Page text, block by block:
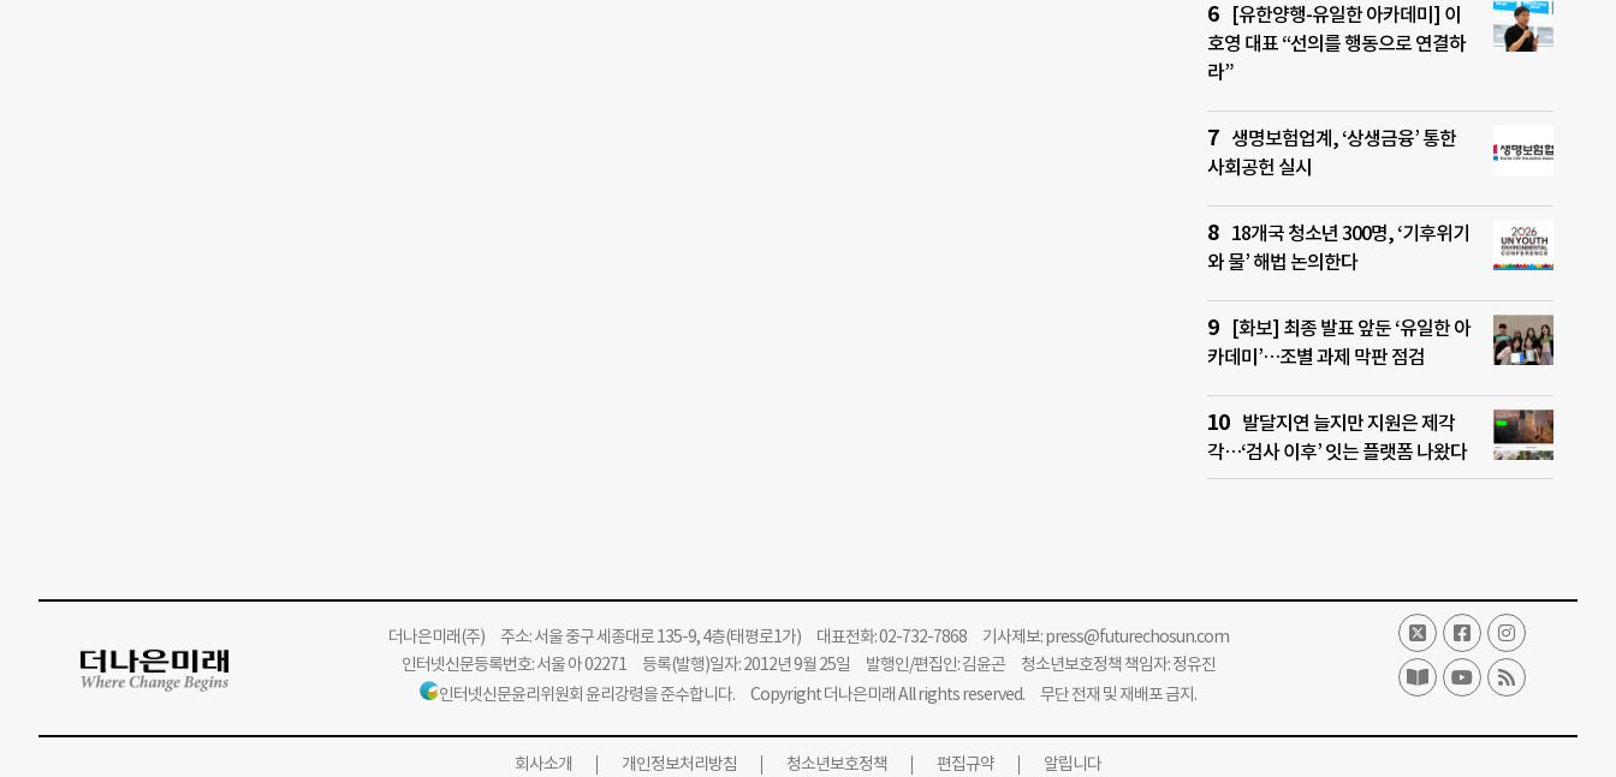
[유한양행-유일한 아카데미] 이
호영 대표 “선의를 행동으로 연결하
라”
생명보험업계, ‘상생금융’ 통한
사회공헌 실시
18개국 청소년 300명, ‘기후위기
와 물’ 해법 논의한다
[화보] 최종 발표 앞둔 ‘유일한 아
카데미’…조별 과제 막판 점검
발달지연 늘지만 지원은 제각
각…‘검사 이후’ 잇는 플랫폼 나왔다
더나은미래(주)주소: 서울 중구 세종대로 135-9, 4층(태평로1가) 대표전화: 02-732-7868 기사제보:press@futurechosun.com
인터넷신문등록번호: 서울 아 02271 등록(발행)일자: 2012년 9월 25일 발행인/편집인: 김윤곤 청소년보호정책 책임자: 정유진
인터넷신문윤리위원회 윤리강령을 준수합니다. Copyright 더나은미래 All rights reserved. 무단 전재 및 재배포 금지.
회사소개 개인정보처리방침 청소년보호정책 편집규약 알립니다